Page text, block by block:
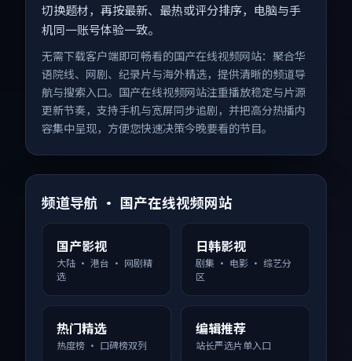
切换题材，再按最新、最热或评分排序，电脑与手
机同一账号体验一致。
无需下载客户端即可畅看的国产在线视频网站：聚合华
语院线、网剧、纪录片与海外精选，提供清晰的频道导
航与搜索入口。国产在线视频网站注重播放稳定与片源
更新节奏，支持手机与宽屏同步追剧，并把高分热播内
容集中呈现，方便您快速决策今晚要看的节目。
频道导航 · 国产在线视频网站
国产影视
大陆 · 港台 · 网剧精
选
日韩影视
剧集 · 电影 · 综艺分
区
热门精选
热度榜 · 口碑榜双列
编辑推荐
站长严选片单入口